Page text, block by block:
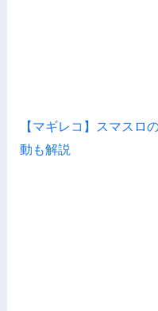
【マギレコ】スマスロ
動も解説